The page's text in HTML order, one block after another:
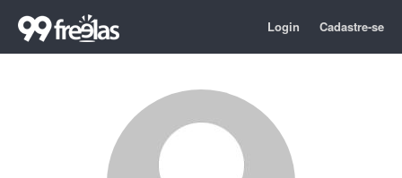
Login Cadastre-se